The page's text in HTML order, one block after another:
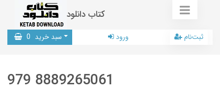
کتاب دانلود
سبد خرید 0 ورود ثبت‌نام
979 8889265061